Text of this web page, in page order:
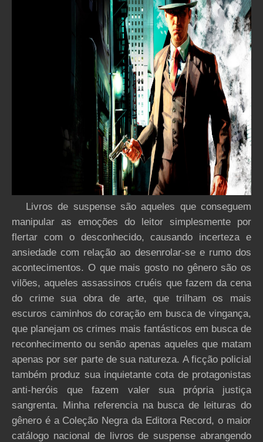
Livros de suspense são aqueles que conseguem
manipular as emoções do leitor simplesmente por
flertar com o desconhecido, causando incerteza e
ansiedade com relação ao desenrolar-se e rumo dos
acontecimentos. O que mais gosto no gênero são os
vilões, aqueles assassinos cruéis que fazem da cena
do crime sua obra de arte, que trilham os mais
escuros caminhos do coração em busca de vingança,
que planejam os crimes mais fantásticos em busca de
reconhecimento ou senão apenas aqueles que matam
apenas por ser parte de sua natureza. A ficção policial
também produz sua inquietante cota de protagonistas
anti-heróis que fazem valer sua própria justiça
sangrenta. Minha referencia na busca de leituras do
gênero é a Coleção Negra da Editora Record, o maior
catálogo nacional de livros de suspense abrangendo